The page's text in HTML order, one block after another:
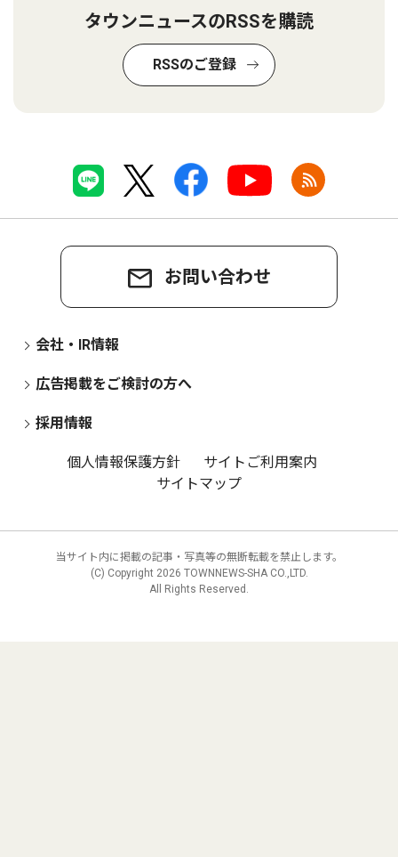
タウンニュースのRSSを購読
RSSのご登録
お問い合わせ
会社・IR情報
広告掲載をご検討の方へ
採用情報
個人情報保護方針
サイトご利用案内
サイトマップ
当サイト内に掲載の記事・写真等の無断転載を禁止します。
(C) Copyright 2026 TOWNNEWS-SHA CO.,LTD.
All Rights Reserved.